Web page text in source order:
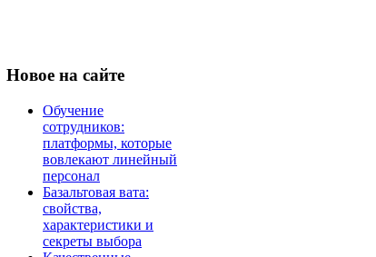
Новое на сайте
Обучение
сотрудников:
платформы, которые
вовлекают линейный
персонал
Базальтовая вата:
свойства,
характеристики и
секреты выбора